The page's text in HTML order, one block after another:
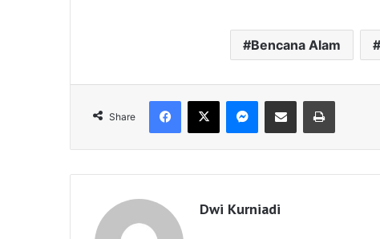
Bencana Alam
Share
Facebook
X Messenger
Share via Email Print
Dwi Kurniadi